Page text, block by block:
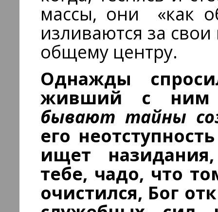
массы, они «как
изливаются за
общему центру.
Однажды
живший с ним
бывают тайны
его
ищет
тебе, чадо, что
очистился, Бог